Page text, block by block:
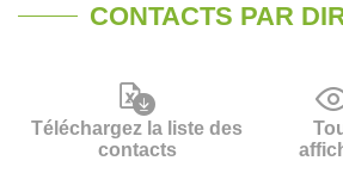
CONTACTS PAR
Téléchargez la liste des
contacts